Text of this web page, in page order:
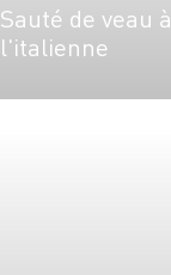
Sauté de veau à
l'italienne